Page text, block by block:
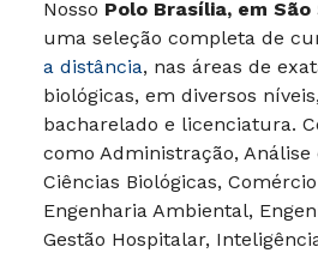
Nosso Polo Brasília, em
uma seleção completa de
a distância, nas áreas de
biológicas, em diversos
bacharelado e licenciatura.
como Administração, Análise
Ciências Biológicas,
Engenharia Ambiental,
Gestão Hospitalar,